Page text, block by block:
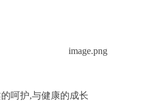
呵护,与健康的成长